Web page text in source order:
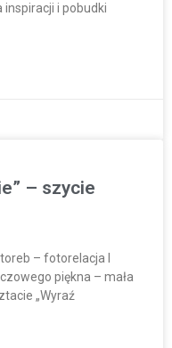
inspiracji i pobudki
– szycie
– fotorelacja I
piękna – mała
„Wyraź